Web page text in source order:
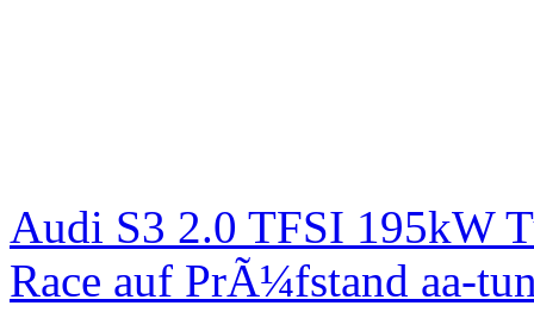
Audi S3 2.0 TFSI 195kW
Race auf PrÃ¼fstand aa-